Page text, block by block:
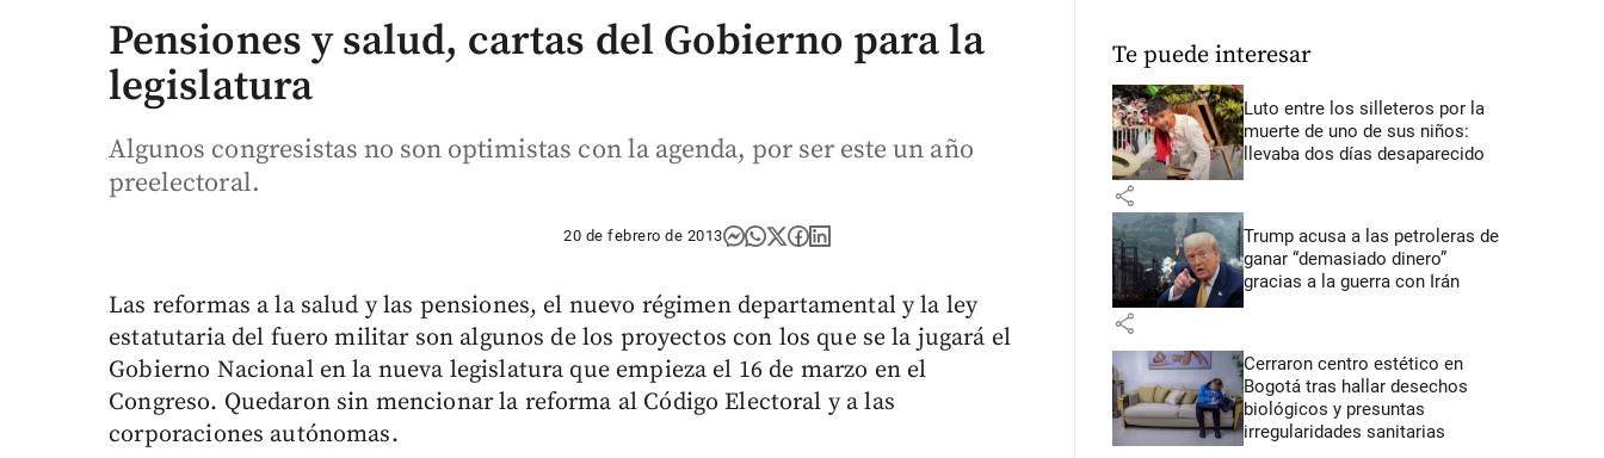
Pensiones y salud, cartas del Gobierno para la
legislatura
Algunos congresistas no son optimistas con la agenda, por ser este un año
preelectoral.
20 de febrero de 2013
Las reformas a la salud y las pensiones, el nuevo régimen departamental y la ley
estatutaria del fuero militar son algunos de los proyectos con los que se la jugará el
Gobierno Nacional en la nueva legislatura que empieza el 16 de marzo en el
Congreso. Quedaron sin mencionar la reforma al Código Electoral y a las
corporaciones autónomas.
Te puede interesar
Luto entre los silleteros por la
muerte de uno de sus niños:
llevaba dos días desaparecido
share
Trump acusa a las petroleras de
ganar “demasiado dinero”
gracias a la guerra con Irán
share
Cerraron centro estético en
Bogotá tras hallar desechos
biológicos y presuntas
irregularidades sanitarias